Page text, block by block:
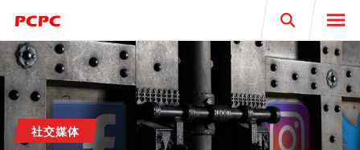
Search
社交媒体